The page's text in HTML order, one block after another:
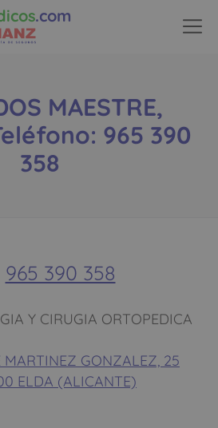
.com
MAESTRE,
965 390
358
965 390 358
Y CIRUGIA ORTOPEDICA
MARTINEZ GONZALEZ, 25
ELDA (ALICANTE)